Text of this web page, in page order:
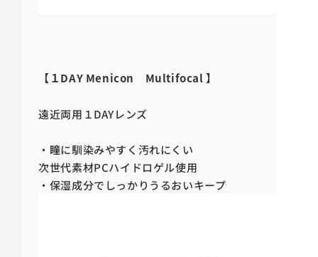
【１DAY Menicon Multifocal 】
遠近両用１DAYレンズ
・瞳に馴染みやすく汚れにくい
次世代素材PCハイドロゲル使用
・保湿成分でしっかりうるおいキープ